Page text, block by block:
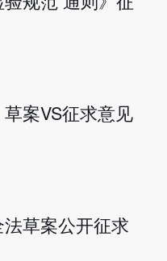
草案VS征求意见
草案公开征求